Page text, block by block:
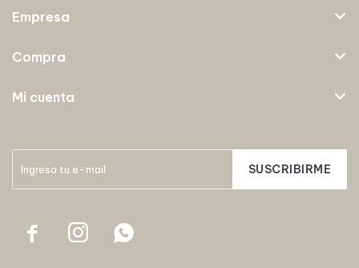
SUSCRIBIRME
  
Empresa
Compra
Mi cuenta